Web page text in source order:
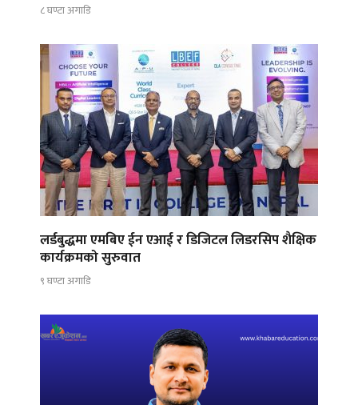
८ घण्टा अगाडि
लर्डबुद्धमा एमबिए ईन एआई र डिजिटल लिडरसिप शैक्षिक
कार्यक्रमको सुरुवात
९ घण्टा अगाडि